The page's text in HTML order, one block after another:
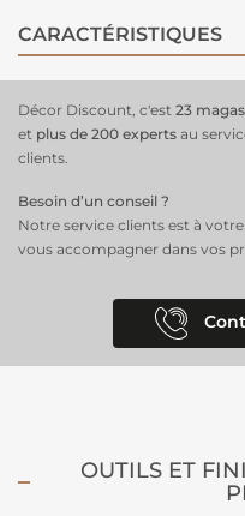
Parfait pour agrémenter un
avec des meubles en bois
magie et de nostalgie qui
animaux.
CARACTÉRISTIQUES
Décor Discount, c'est 23
et plus de 200 experts au
clients.
Besoin d’un conseil ?
Notre service clients est à
vous accompagner dans vos
OUTILS ET